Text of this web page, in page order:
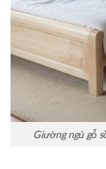
Giường ngủ gỗ